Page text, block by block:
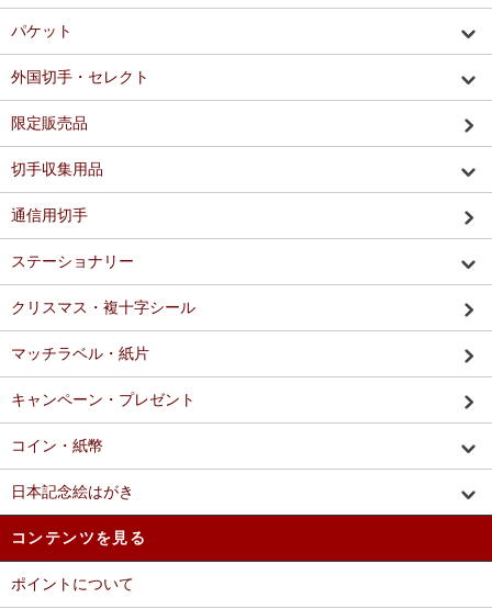
パケット
外国切手・セレクト
限定販売品
切手収集用品
通信用切手
ステーショナリー
クリスマス・複十字シール
マッチラベル・紙片
キャンペーン・プレゼント
コイン・紙幣
日本記念絵はがき
コンテンツを見る
ポイントについて